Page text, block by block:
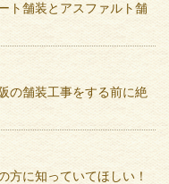
ト舗装とアスファルト舗
の舗装工事をする前に絶
方に知っていてほしい！